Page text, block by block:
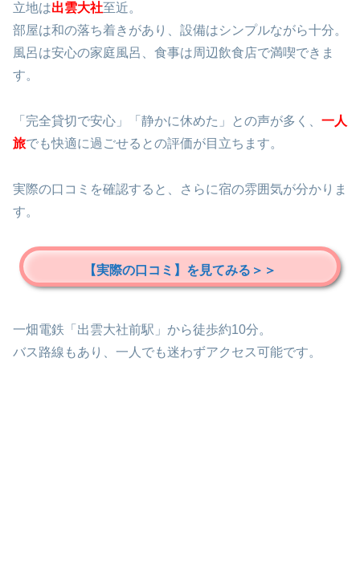
立地は出雲大社至近。
部屋は和の落ち着きがあり、設備はシンプルながら十分。
風呂は安心の家庭風呂、食事は周辺飲食店で満喫できま
す。
「完全貸切で安心」「静かに休めた」との声が多く、 一人
旅でも快適に過ごせるとの評価が目立ちます。
実際の口コミを確認すると、さらに宿の雰囲気が分かりま
す。
【実際の口コミ】を見てみる＞＞
一畑電鉄「出雲大社前駅」から徒歩約10分。
バス路線もあり、一人でも迷わずアクセス可能です。